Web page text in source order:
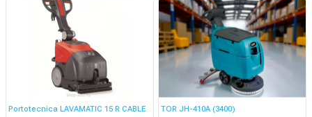
Portotecnica LAVAMATIC 15 R CABLE TOR JH-410A (3400)